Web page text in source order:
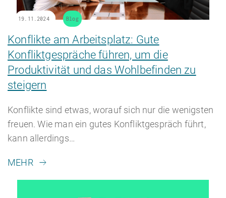
HR Beratung
Lohnabrechnung
19.11.2024 Blog
Konflikte am Arbeitsplatz: Gute
Konfliktgespräche führen, um die
Produktivität und das Wohlbefinden zu
steigern
Konflikte sind etwas, worauf sich nur die wenigsten
freuen. Wie man ein gutes Konfliktgespräch führt,
kann allerdings…
MEHR